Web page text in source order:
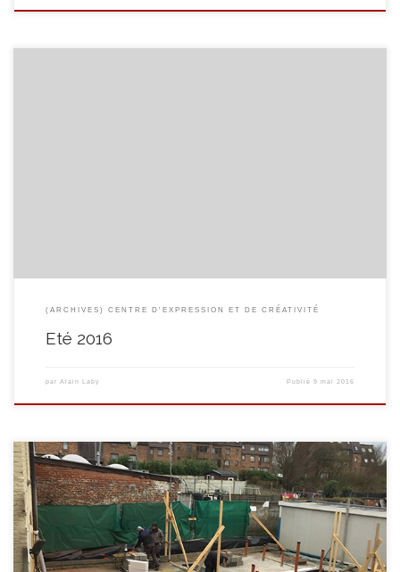
(ARCHIVES) CENTRE D'EXPRESSION ET DE CRÉATIVITÉ
Eté 2016
par Alain Laby Publié9 mai 2016
Vacances de printemps ? Pas pour tout le monde ! En ce début d’avril, on
commence à monter les murs … Les futurs bâtiments se dessinent petit à
petit et on visualise mieux les plans de l’architecte. Oui, ça devient évident,